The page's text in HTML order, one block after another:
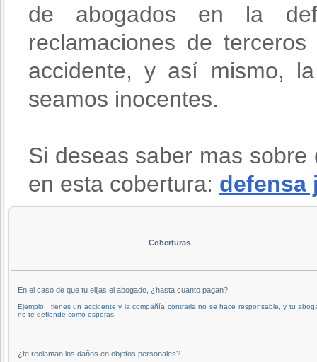
de abogados en la
reclamaciones de
accidente, y así mismo,
seamos inocentes.
Si deseas saber mas
en esta cobertura: defensa
Coberturas
En el caso de que tu elijas el abogado, ¿hasta cuanto pagan?
Ejemplo: tienes un accidente y la compañía contraria no se hace responsable, y tu
no te defiende como esperas.
¿te reclaman los daños en objetos personales?